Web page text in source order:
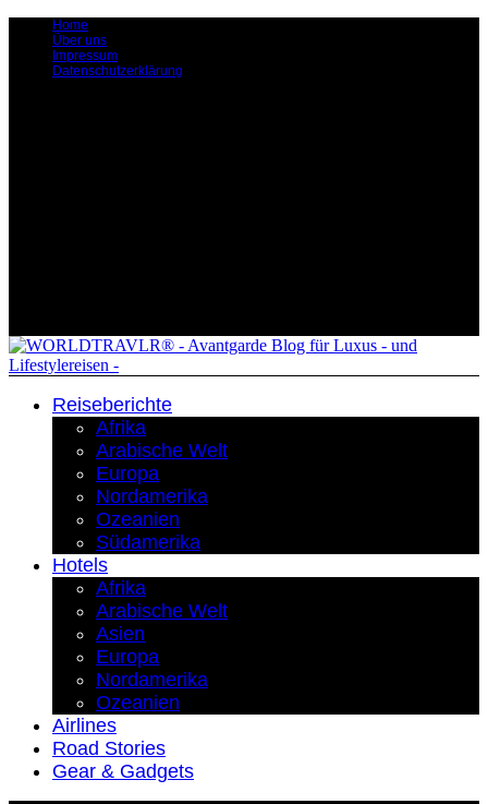
Home
Über uns
Impressum
Datenschutzerklärung
Reiseberichte
Afrika
Arabische Welt
Europa
Nordamerika
Ozeanien
Südamerika
Hotels
Afrika
Arabische Welt
Asien
Europa
Nordamerika
Ozeanien
Airlines
Road Stories
Gear & Gadgets